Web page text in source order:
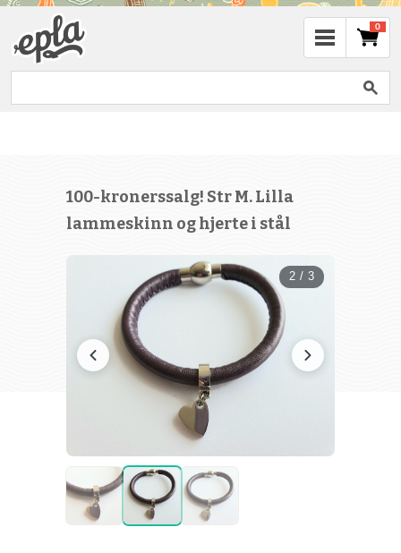
0
100-kronerssalg! Str M. Lilla
lammeskinn og hjerte i stål
2 / 3